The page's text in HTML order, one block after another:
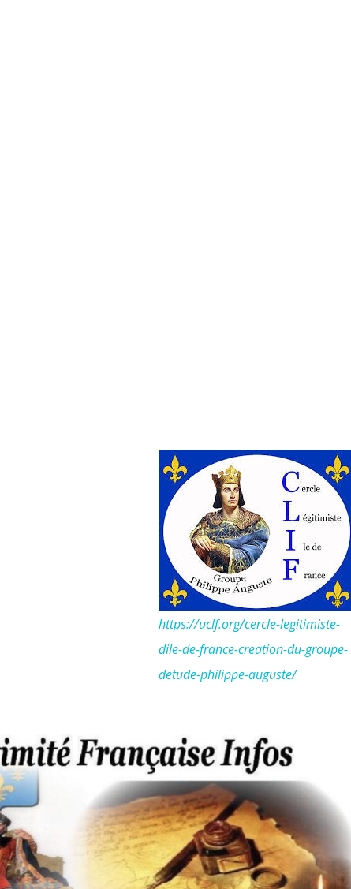
https://uclf.org/cercle-legitimiste-
dile-de-france-creation-du-groupe-
detude-philippe-auguste/